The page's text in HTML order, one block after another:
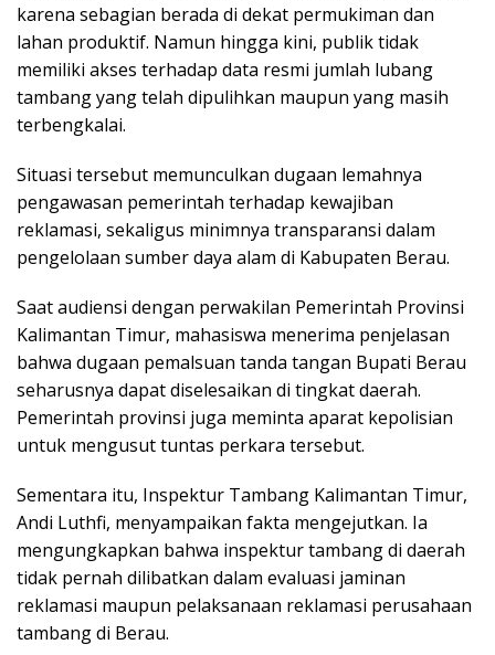
karena sebagian berada di dekat permukiman dan
lahan produktif. Namun hingga kini, publik tidak
memiliki akses terhadap data resmi jumlah lubang
tambang yang telah dipulihkan maupun yang masih
terbengkalai.
Situasi tersebut memunculkan dugaan lemahnya
pengawasan pemerintah terhadap kewajiban
reklamasi, sekaligus minimnya transparansi dalam
pengelolaan sumber daya alam di Kabupaten Berau.
Saat audiensi dengan perwakilan Pemerintah Provinsi
Kalimantan Timur, mahasiswa menerima penjelasan
bahwa dugaan pemalsuan tanda tangan Bupati Berau
seharusnya dapat diselesaikan di tingkat daerah.
Pemerintah provinsi juga meminta aparat kepolisian
untuk mengusut tuntas perkara tersebut.
Sementara itu, Inspektur Tambang Kalimantan Timur,
Andi Luthfi, menyampaikan fakta mengejutkan. Ia
mengungkapkan bahwa inspektur tambang di daerah
tidak pernah dilibatkan dalam evaluasi jaminan
reklamasi maupun pelaksanaan reklamasi perusahaan
tambang di Berau.